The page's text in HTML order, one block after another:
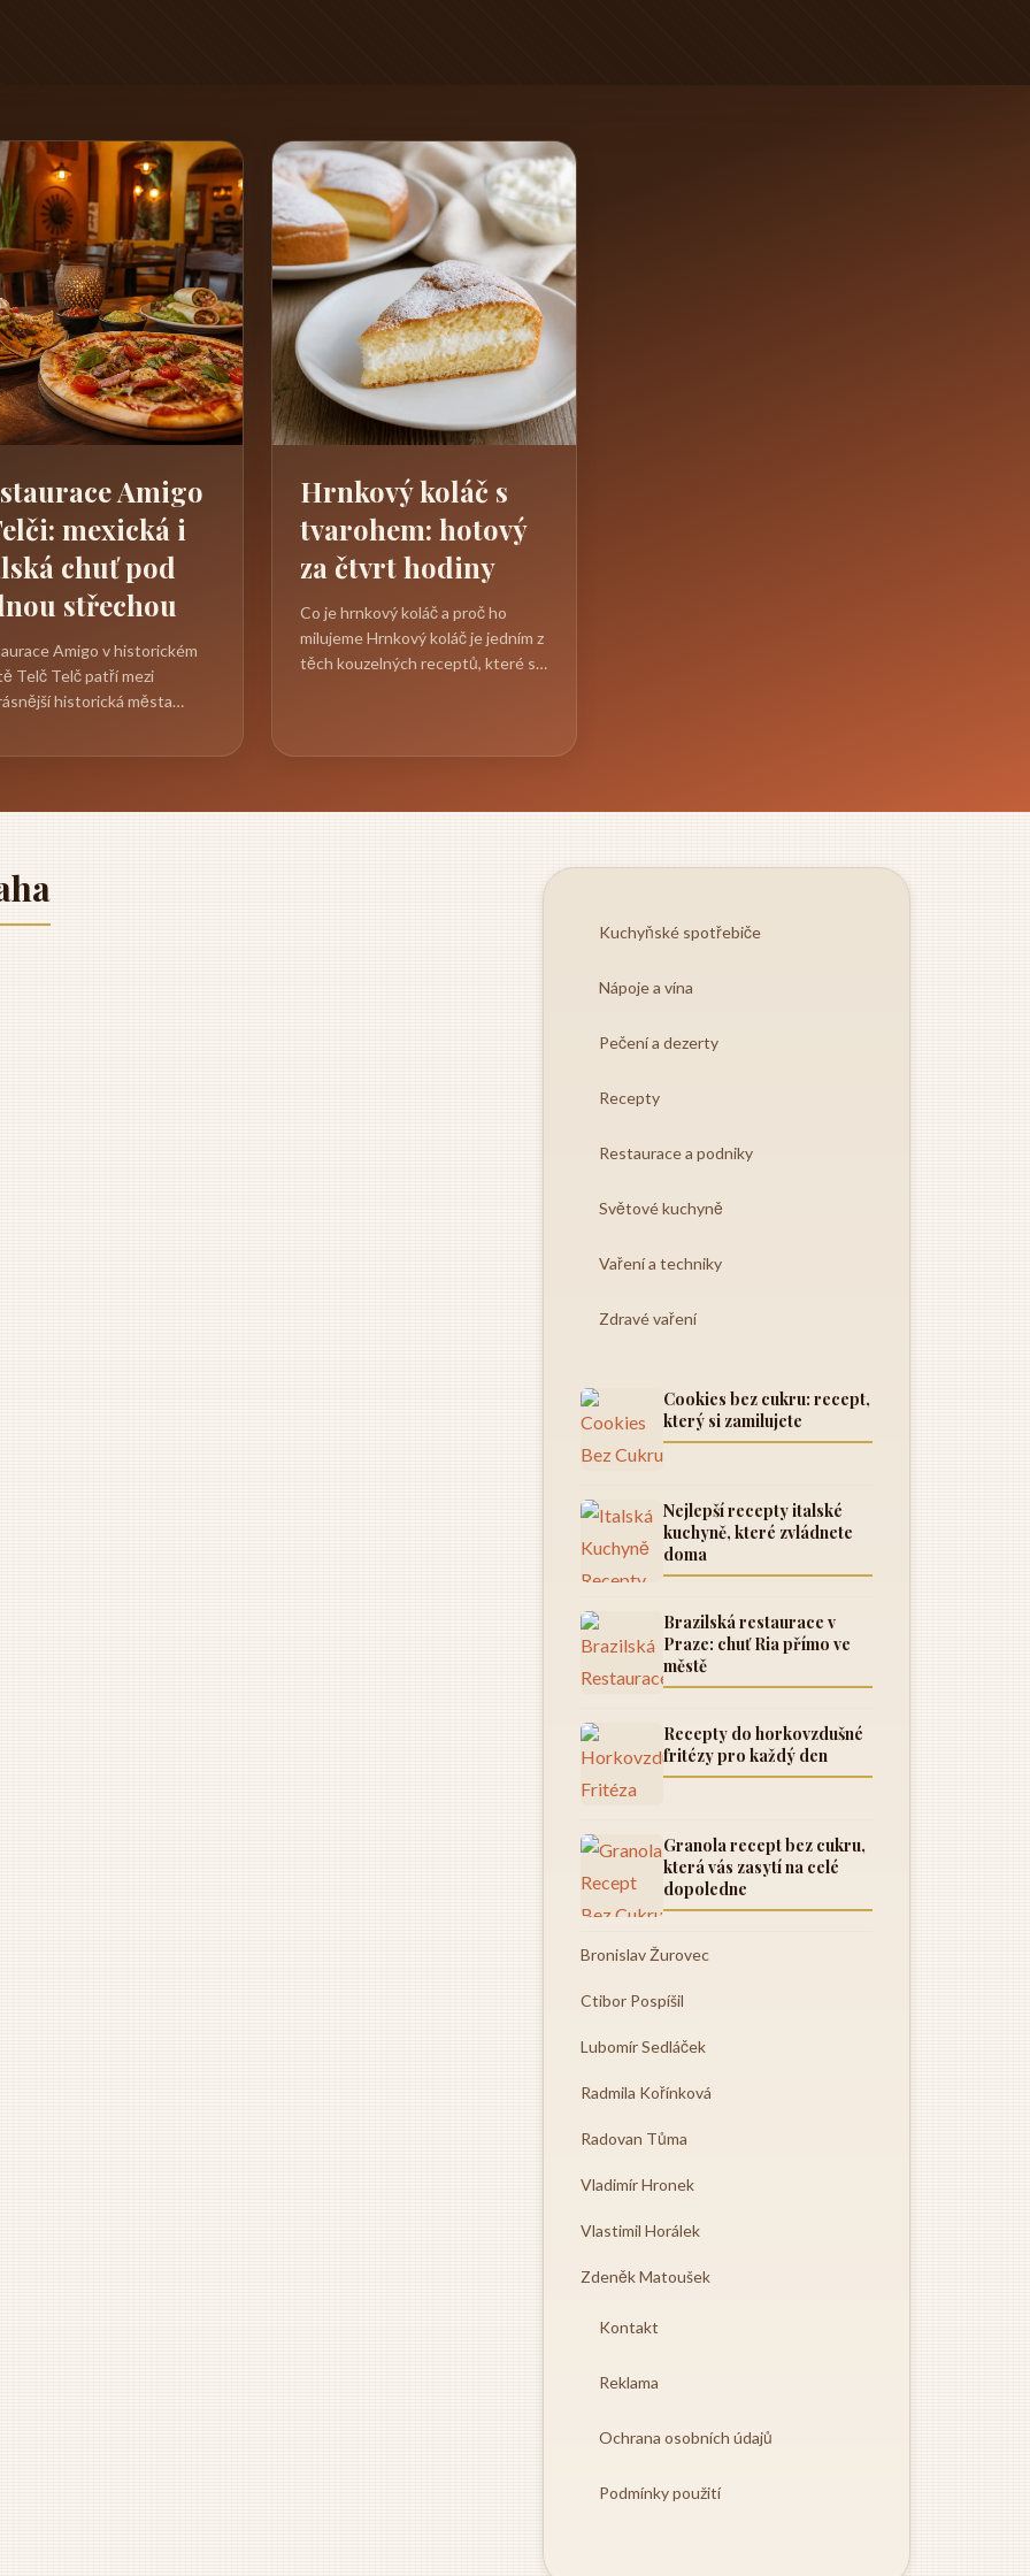
Amigo
mexická i
chuť pod
střechou
Amigo v historickém
Telč Telč patří mezi
historická města
Hrnkový koláč s
tvarohem: hotový
za čtvrt hodiny
Co je hrnkový koláč a proč ho
milujeme Hrnkový koláč je jedním z
těch kouzelných receptů, které si
Kuchyňské spotřebiče
Nápoje a vína
Pečení a dezerty
Recepty
Restaurace a podniky
Světové kuchyně
Vaření a techniky
Zdravé vaření
Cookies bez cukru: recept,
který si zamilujete
Nejlepší recepty italské
kuchyně, které zvládnete
doma
Brazilská restaurace v
Praze: chuť Ria přímo ve
městě
Recepty do horkovzdušné
fritézy pro každý den
Granola recept bez cukru,
která vás zasytí na celé
dopoledne
Bronislav Žurovec
Ctibor Pospíšil
Lubomír Sedláček
Radmila Kořínková
Radovan Tůma
Vladimír Hronek
Vlastimil Horálek
Zdeněk Matoušek
Kontakt
Reklama
Ochrana osobních údajů
Podmínky použití